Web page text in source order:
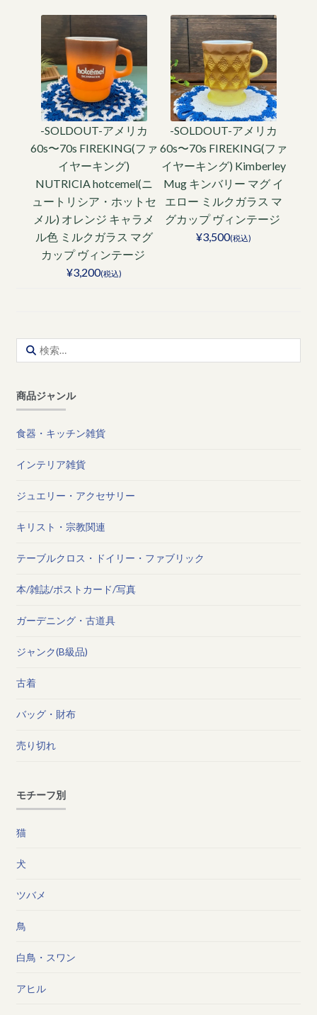
-SOLDOUT-アメリカ
60s〜70s FIREKING(ファ
イヤーキング)
NUTRICIA hotcemel(ニ
ュートリシア・ホットセ
メル) オレンジ キャラメ
ル色 ミルクガラス マグ
カップ ヴィンテージ
¥3,200(税込)
-SOLDOUT-アメリカ
60s〜70s FIREKING(ファ
イヤーキング) Kimberley
Mug キンバリー マグ イ
エロー ミルクガラス マ
グカップ ヴィンテージ
¥3,500(税込)
索:
商品ジャンル
食器・キッチン雑貨
インテリア雑貨
ジュエリー・アクセサリー
キリスト・宗教関連
テーブルクロス・ドイリー・ファブリック
本/雑誌/ポストカード/写真
ガーデニング・古道具
ジャンク(B級品)
古着
バッグ・財布
売り切れ
モチーフ別
猫
犬
ツバメ
鳥
白鳥・スワン
アヒル